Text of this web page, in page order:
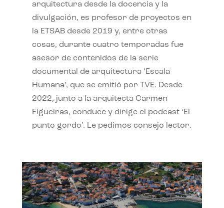
arquitectura desde la docencia y la
divulgación, es profesor de proyectos en
la ETSAB desde 2019 y, entre otras
cosas, durante cuatro temporadas fue
asesor de contenidos de la serie
documental de arquitectura ‘Escala
Humana’, que se emitió por TVE. Desde
2022, junto a la arquitecta Carmen
Figueiras, conduce y dirige el podcast ‘El
punto gordo’. Le pedimos consejo lector.